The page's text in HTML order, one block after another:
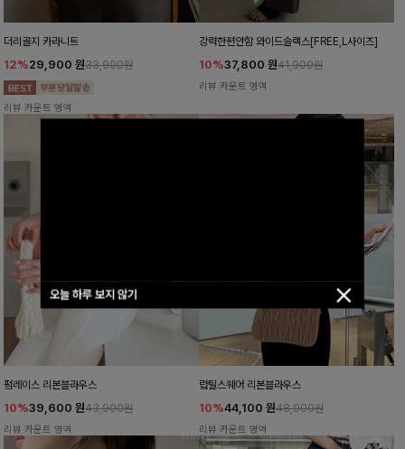
오늘 하루 보지 않기
더리골지 카라니트
12%29,900 원33,900원
리뷰 카운트 영역
강력한편안함 와이드슬랙스[FREE,L사이즈]
10%37,800 원41,900원
리뷰 카운트 영역
펌레이스 리본블라우스
10%39,600 원43,900원
리뷰 카운트 영역
럽틸스퀘어 리본블라우스
10%44,100 원48,900원
리뷰 카운트 영역